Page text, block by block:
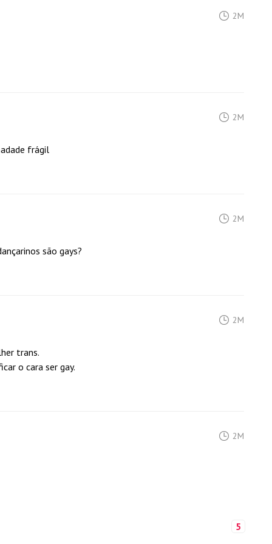
2M
2M
frágil
2M
são gays?
2M
trans.
o cara ser gay.
2M
5